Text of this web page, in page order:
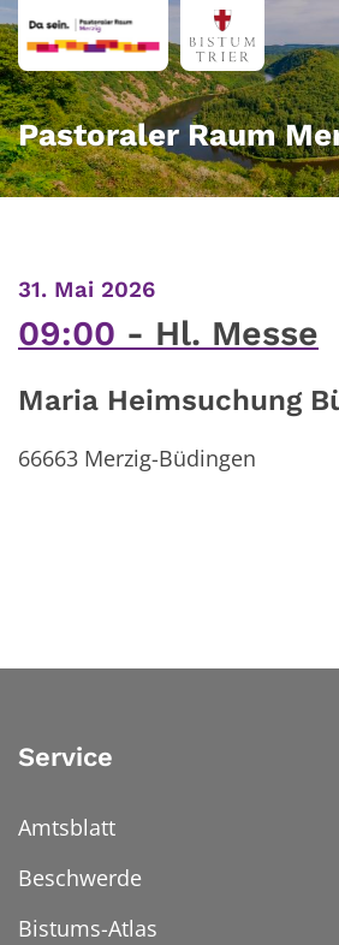
Zum Inhalt springen
Pastoraler Raum
31. Mai 2026:
09:00 Hl. Messe
Maria Heimsuchung
66663 Merzig-Büdingen
Service
Amtsblatt
Beschwerde
Bistums-Atlas